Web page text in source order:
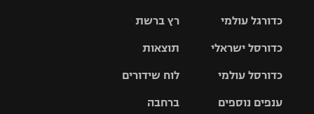
רץ ברשת
תוצאות
לוח שידורים
ברחבה גביע הטוטו
כדורגל עולמי
האלופות
ליגה
כדורסל ישראלי
סל
כדורסל עולמי
ענפים נוספים